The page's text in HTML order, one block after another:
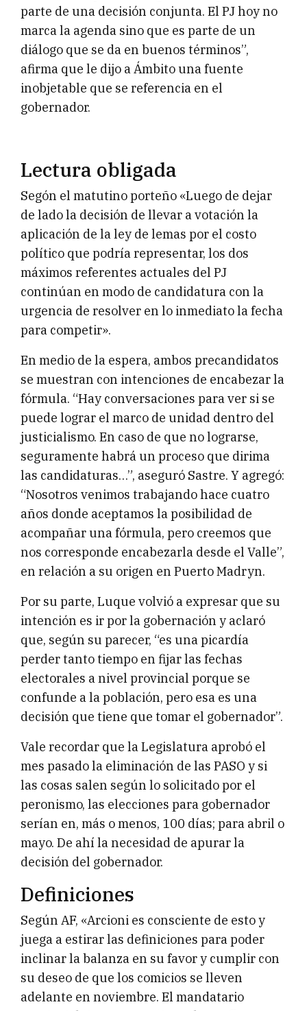
parte de una decisión conjunta. El PJ hoy no
marca la agenda sino que es parte de un
diálogo que se da en buenos términos”,
afirma que le dijo a Ámbito una fuente
inobjetable que se referencia en el
gobernador.
Lectura obligada
Segón el matutino porteño «Luego de dejar
de lado la decisión de llevar a votación la
aplicación de la ley de lemas por el costo
político que podría representar, los dos
máximos referentes actuales del PJ
continúan en modo de candidatura con la
urgencia de resolver en lo inmediato la fecha
para competir».
En medio de la espera, ambos precandidatos
se muestran con intenciones de encabezar la
fórmula. “Hay conversaciones para ver si se
puede lograr el marco de unidad dentro del
justicialismo. En caso de que no lograrse,
seguramente habrá un proceso que dirima
las candidaturas…”, aseguró Sastre. Y agregó:
“Nosotros venimos trabajando hace cuatro
años donde aceptamos la posibilidad de
acompañar una fórmula, pero creemos que
nos corresponde encabezarla desde el Valle”,
en relación a su origen en Puerto Madryn.
Por su parte, Luque volvió a expresar que su
intención es ir por la gobernación y aclaró
que, según su parecer, “es una picardía
perder tanto tiempo en fijar las fechas
electorales a nivel provincial porque se
confunde a la población, pero esa es una
decisión que tiene que tomar el gobernador”.
Vale recordar que la Legislatura aprobó el
mes pasado la eliminación de las PASO y si
las cosas salen según lo solicitado por el
peronismo, las elecciones para gobernador
serían en, más o menos, 100 días; para abril o
mayo. De ahí la necesidad de apurar la
decisión del gobernador.
Definiciones
Según AF, «Arcioni es consciente de esto y
juega a estirar las definiciones para poder
inclinar la balanza en su favor y cumplir con
su deseo de que los comicios se lleven
adelante en noviembre. El mandatario